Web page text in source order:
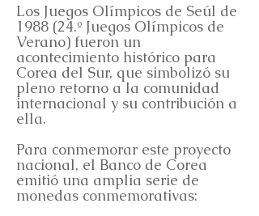
Los Juegos Olímpicos de Seúl de
1988 (24.º Juegos Olímpicos de
Verano) fueron un
acontecimiento histórico para
Corea del Sur, que simbolizó su
pleno retorno a la comunidad
internacional y su contribución a
ella.
Para conmemorar este proyecto
nacional, el Banco de Corea
emitió una amplia serie de
monedas conmemorativas: